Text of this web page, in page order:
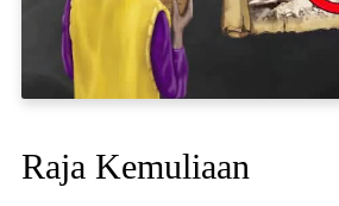
Raja Kemuliaan